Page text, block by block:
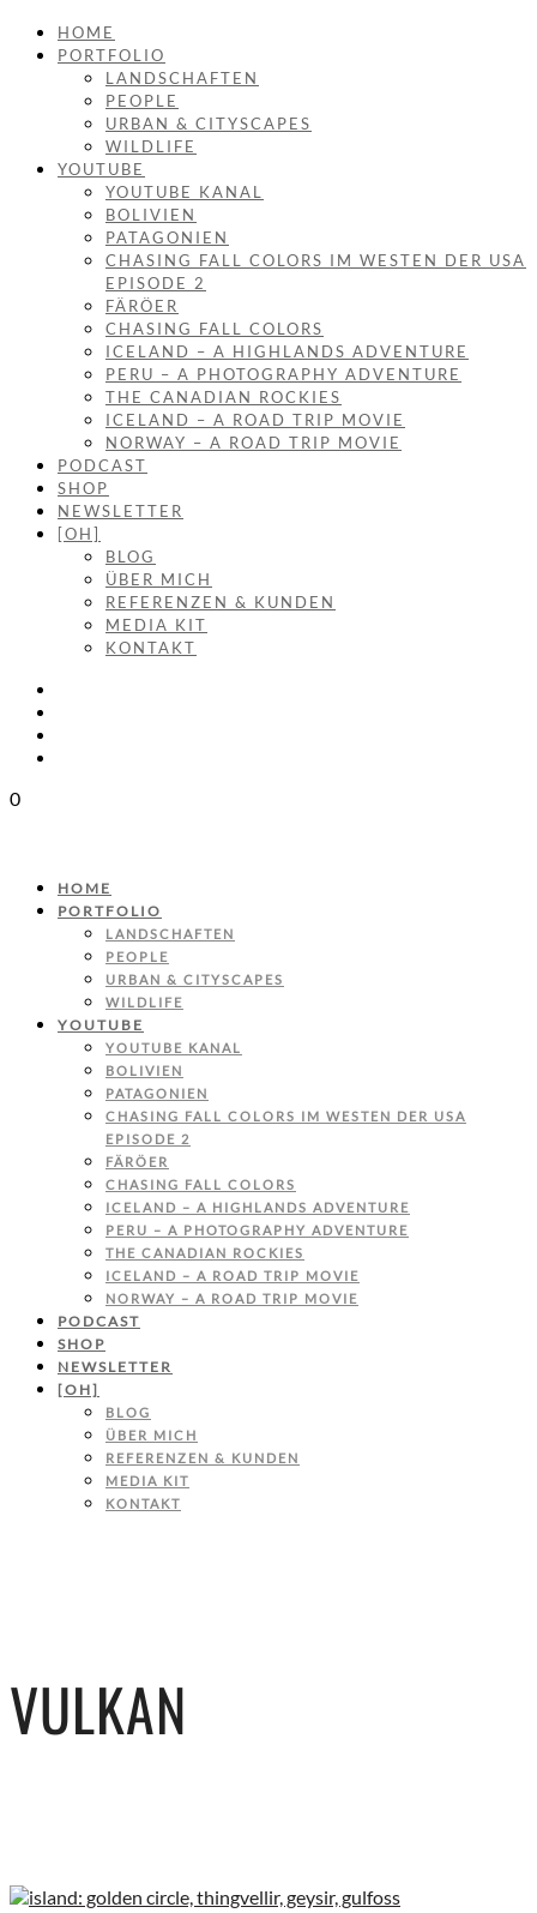
HOME
PORTFOLIO
LANDSCHAFTEN
PEOPLE
URBAN & CITYSCAPES
WILDLIFE
YOUTUBE
YOUTUBE KANAL
BOLIVIEN
PATAGONIEN
CHASING FALL COLORS IM WESTEN DER USA
EPISODE 2
FÄRÖER
CHASING FALL COLORS
ICELAND – A HIGHLANDS ADVENTURE
PERU – A PHOTOGRAPHY ADVENTURE
THE CANADIAN ROCKIES
ICELAND – A ROAD TRIP MOVIE
NORWAY – A ROAD TRIP MOVIE
PODCAST
SHOP
NEWSLETTER
[OH]
BLOG
ÜBER MICH
REFERENZEN & KUNDEN
MEDIA KIT
KONTAKT
0
HOME
PORTFOLIO
LANDSCHAFTEN
PEOPLE
URBAN & CITYSCAPES
WILDLIFE
YOUTUBE
YOUTUBE KANAL
BOLIVIEN
PATAGONIEN
CHASING FALL COLORS IM WESTEN DER USA
EPISODE 2
FÄRÖER
CHASING FALL COLORS
ICELAND – A HIGHLANDS ADVENTURE
PERU – A PHOTOGRAPHY ADVENTURE
THE CANADIAN ROCKIES
ICELAND – A ROAD TRIP MOVIE
NORWAY – A ROAD TRIP MOVIE
PODCAST
SHOP
NEWSLETTER
[OH]
BLOG
ÜBER MICH
REFERENZEN & KUNDEN
MEDIA KIT
KONTAKT
VULKAN